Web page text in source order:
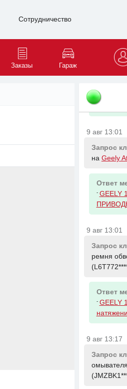
Сотрудничество
Заказы Гараж
Запрос
Ответ
-
9 авг 13:01
Запрос
на Geely
Ответ
- GEELY
9 авг 13:01
Запрос
ремня
Ответ
- GEELY
9 авг 13:17
Запрос